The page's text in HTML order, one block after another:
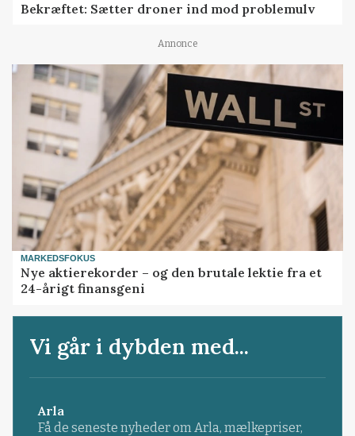
Bekræftet: Sætter droner ind mod problemulv
Annonce
MARKEDSFOKUS
Nye aktierekorder – og den brutale lektie fra et
24-årigt finansgeni
Vi går i dybden med...
Arla
Få de seneste nyheder om Arla, mælkepriser,